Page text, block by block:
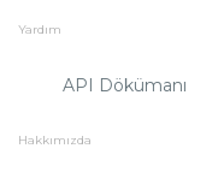
Yardım
API Dökümanı
Hakkımızda